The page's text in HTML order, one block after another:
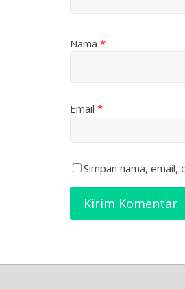
Nama *
Email *
Simpan nama,